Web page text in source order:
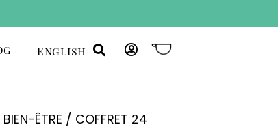
English
BIEN-ÊTRE / COFFRET 24